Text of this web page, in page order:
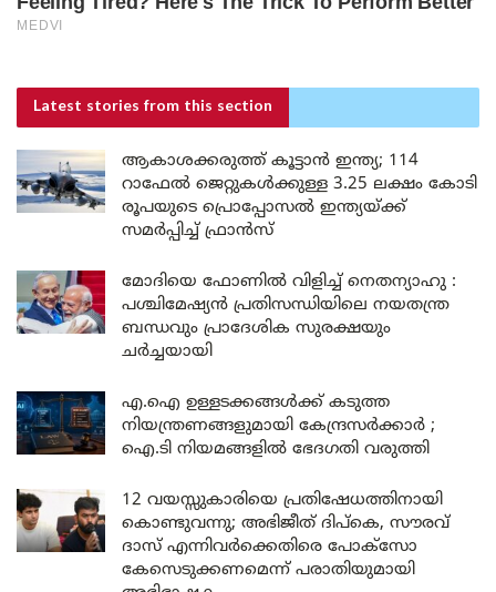
Latest stories from this section
ആകാശക്കരുത്ത് കൂട്ടാൻ ഇന്ത്യ; 114
റാഫേൽ ജെറ്റുകൾക്കുള്ള 3.25 ലക്ഷം കോടി
രൂപയുടെ പ്രൊപ്പോസൽ ഇന്ത്യയ്ക്ക്
സമർപ്പിച്ച് ഫ്രാൻസ്
മോദിയെ ഫോണിൽ വിളിച്ച് നെതന്യാഹു :
പശ്ചിമേഷ്യൻ പ്രതിസന്ധിയിലെ നയതന്ത്ര
ബന്ധവും പ്രാദേശിക സുരക്ഷയും
ചർച്ചയായി
എ.ഐ ഉള്ളടക്കങ്ങൾക്ക് കടുത്ത
നിയന്ത്രണങ്ങളുമായി കേന്ദ്രസർക്കാർ ;
ഐ.ടി നിയമങ്ങളിൽ ഭേദഗതി വരുത്തി
12 വയസ്സുകാരിയെ പ്രതിഷേധത്തിനായി
കൊണ്ടുവന്നു; അഭിജീത് ദിപ്കെ, സൗരവ്
ദാസ് എന്നിവർക്കെതിരെ പോക്സോ
കേസെടുക്കണമെന്ന് പരാതിയുമായി